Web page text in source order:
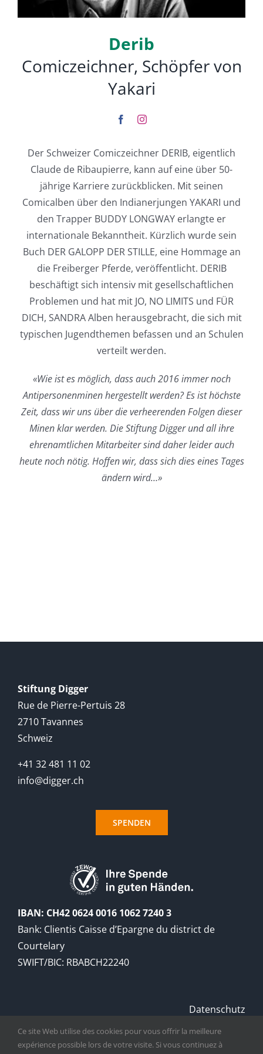
Deutsch
Derib
Comiczeichner, Schöpfer von
Yakari
Der Schweizer Comiczeichner DERIB, eigentlich
Claude de Ribaupierre, kann auf eine über 50-
jährige Karriere zurückblicken. Mit seinen
Comicalben über den Indianerjungen YAKARI und
den Trapper BUDDY LONGWAY erlangte er
internationale Bekanntheit. Kürzlich wurde sein
Buch DER GALOPP DER STILLE, eine Hommage an
die Freiberger Pferde, veröffentlicht. DERIB
beschäftigt sich intensiv mit gesellschaftlichen
Problemen und hat mit JO, NO LIMITS und FÜR
DICH, SANDRA Alben herausgebracht, die sich mit
typischen Jugendthemen befassen und an Schulen
verteilt werden.
«Wie ist es möglich, dass auch 2016 immer noch
Antipersonenminen hergestellt werden? Es ist höchste
Zeit, dass wir uns über die verheerenden Folgen dieser
Minen klar werden. Die Stiftung Digger und all ihre
ehrenamtlichen Mitarbeiter sind daher leider auch
heute noch nötig. Hoffen wir, dass sich dies eines Tages
ändern wird…»
Stiftung Digger
Rue de Pierre-Pertuis 28
2710 Tavannes
Schweiz
+41 32 481 11 02
info@digger.ch
SPENDEN
IBAN: CH42 0624 0016 1062 7240 3
Bank: Clientis Caisse d’Epargne du district de
Courtelary
SWIFT/BIC: RBABCH22240
Datenschutz
Handelsregistratur
Ce site Web utilise des cookies pour vous offrir la meilleure
expérience possible lors de votre visite. Si vous continuez à